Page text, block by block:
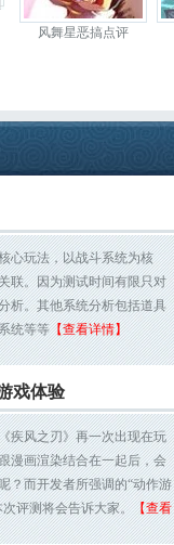
风舞星恶搞点评
心玩法，以战斗系统为核
联。因为测试时间有限只对
析。其他系统分析包括道具
统等等【查看详情】
戏体验
疾风之刃》再一次出现在玩
漫画渲染结合在一起后，会
？而开发者所强调的“动作游
评测将会告诉大家。【查看